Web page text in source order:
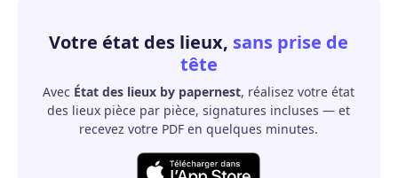
Votre état des lieux, sans prise de
tête
Avec État des lieux by papernest, réalisez votre état
des lieux pièce par pièce, signatures incluses — et
recevez votre PDF en quelques minutes.